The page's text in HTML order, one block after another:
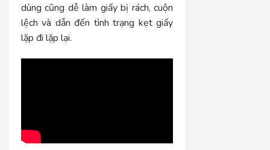
dùng cũng dễ làm giấy bị rách, cuộn
lệch và dẫn đến tình trạng kẹt giấy
lặp đi lặp lại.